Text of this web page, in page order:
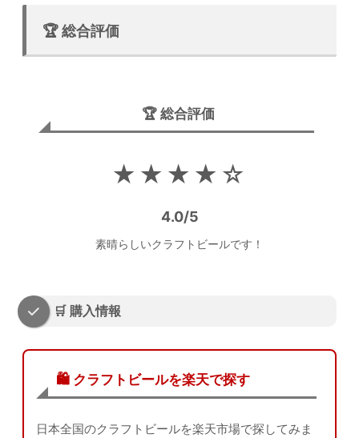
🏆 総合評価
🏆 総合評価
★★★★☆
4.0/5
素晴らしいクラフトビールです！
🛒 購入情報
🛍️ クラフトビールを楽天で探す
日本全国のクラフトビールを楽天市場で探してみま